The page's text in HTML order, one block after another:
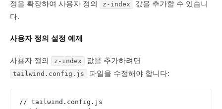
정을 확장하여 사용자 정의
z-index
값을 추가할 수 있습니
다.
사용자 정의 설정 예제
사용자 정의 z-index 값을 추가하려면
tailwind.config.js 파일을 수정해야 합니다:
// tailwind.config.js